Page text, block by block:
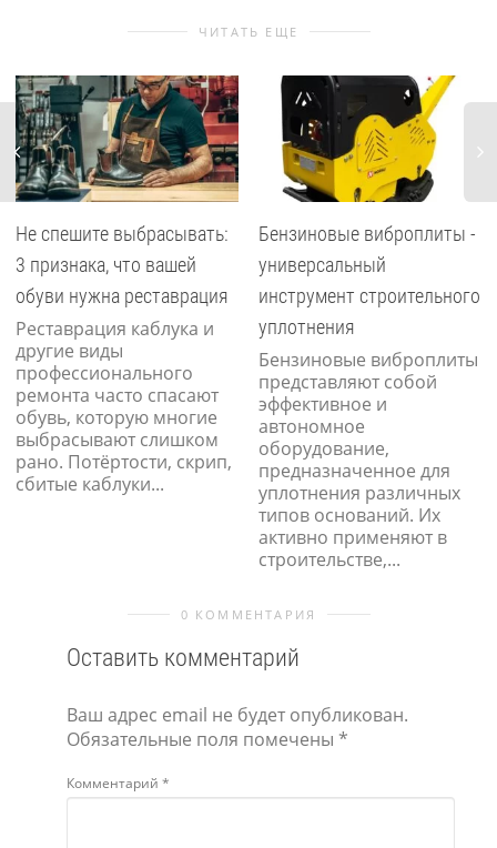
ЧИТАТЬ ЕЩЕ
Не спешите выбрасывать:
3 признака, что вашей
обуви нужна реставрация
Реставрация каблука и
другие виды
профессионального
ремонта часто спасают
обувь, которую многие
выбрасывают слишком
рано. Потёртости, скрип,
сбитые каблуки...
Бензиновые виброплиты -
универсальный
инструмент строительного
уплотнения
Бензиновые виброплиты
представляют собой
эффективное и
автономное
оборудование,
предназначенное для
уплотнения различных
типов оснований. Их
активно применяют в
строительстве,...
0 КОММЕНТАРИЯ
Оставить комментарий
Ваш адрес email не будет опубликован.
Обязательные поля помечены *
Комментарий *
ли